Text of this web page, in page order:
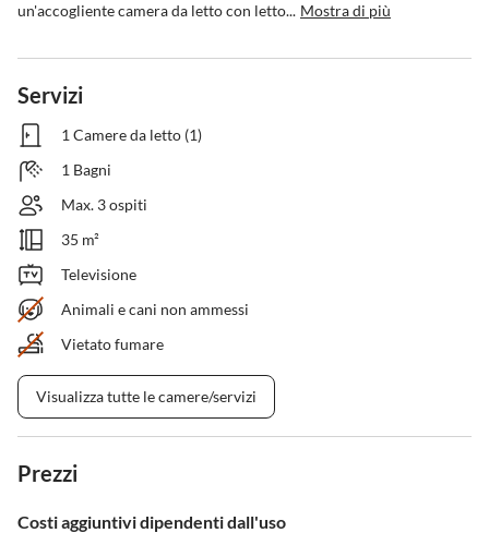
un'accogliente camera da letto con letto... Mostra di più
Servizi
1 Camere da letto (1)
1 Bagni
Max. 3 ospiti
35 m²
Televisione
Animali e cani non ammessi
Vietato fumare
Visualizza tutte le camere/servizi
Prezzi
Costi aggiuntivi dipendenti dall'uso